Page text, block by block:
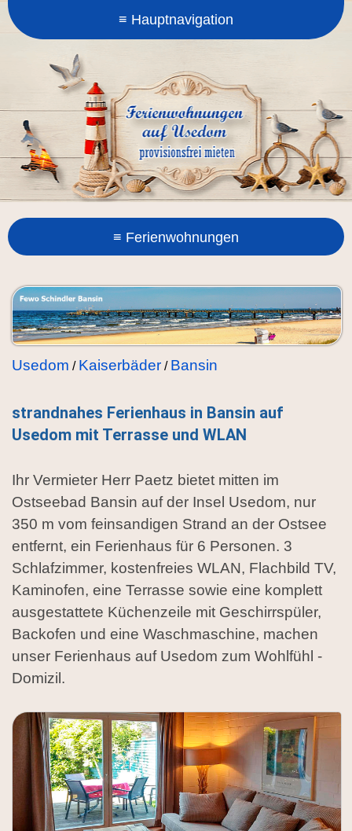
Usedom / Kaiserbäder / Bansin
strandnahes Ferienhaus in Bansin auf
Usedom mit Terrasse und WLAN
Ihr Vermieter Herr Paetz bietet mitten im
Ostseebad Bansin auf der Insel Usedom, nur
350 m vom feinsandigen Strand an der Ostsee
entfernt, ein Ferienhaus für 6 Personen. 3
Schlafzimmer, kostenfreies WLAN, Flachbild TV,
Kaminofen, eine Terrasse sowie eine komplett
ausgestattete Küchenzeile mit Geschirrspüler,
Backofen und eine Waschmaschine, machen
unser Ferienhaus auf Usedom zum Wohlfühl -
Domizil.